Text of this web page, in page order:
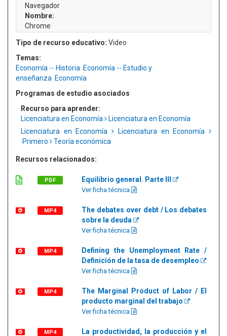
Navegador
Nombre:
Chrome
Tipo de recurso educativo: Video
Temas:
Economía -- Historia Economía -- Estudio y
enseñanza Economía
Programas de estudio asociados
Recurso para aprender:
Licenciatura en Economía
Licenciatura en Economía
Licenciatura en Economía
Licenciatura en Economía
Primero
Teoría económica
Recursos relacionados:
PDF Equilibrio general. Parte III
Ver ficha técnica
MP4
The debates over debt / Los debates
sobre la deuda
Ver ficha técnica
MP4
Defining the Unemployment Rate /
Definición de la tasa de desempleo
Ver ficha técnica
MP4
The Marginal Product of Labor / El
producto marginal del trabajo
Ver ficha técnica
MP4
La productividad, la producción y el